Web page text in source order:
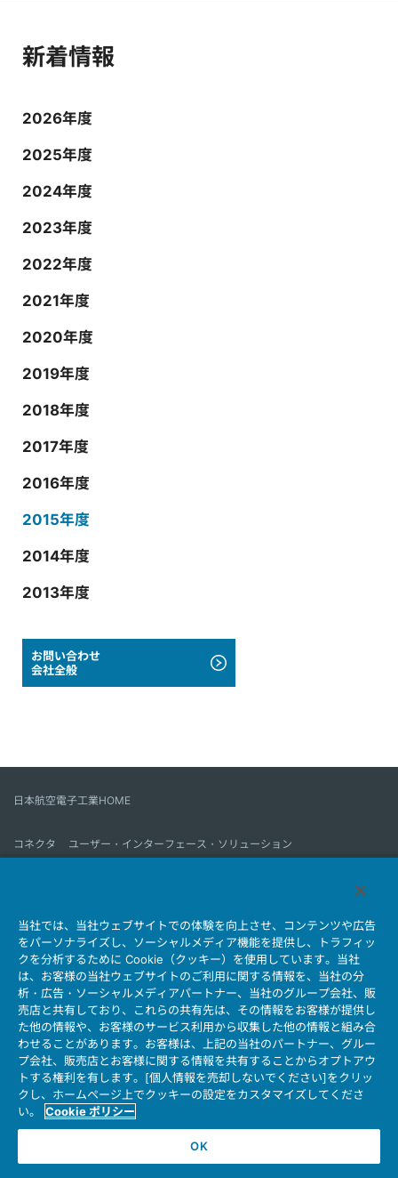
新着情報
2026年度
2025年度
2024年度
2023年度
2022年度
2021年度
2020年度
2019年度
2018年度
2017年度
2016年度
2015年度
2014年度
2013年度
お問い合わせ
会社全般
日本航空電子工業HOME
コネクタ
ユーザー・インターフェース・ソリューション
会社情報 サステナビリティ IR情報 採用情報
会社情報新着一覧
製品情報新着一覧
サイトマップ お問い合わせ
個人情報保護ポリシー
JAE Cookie Policy
ウェブアクセシビリティ方針
マイナンバー情報保護ポリシー
当社ウェブサイトのご利用について
ソーシャルメディア公式アカウント運用ポリシー
当社では、当社ウェブサイトでの体験を向上させ、コンテンツや広告
をパーソナライズし、ソーシャルメディア機能を提供し、トラフィッ
クを分析するために Cookie（クッキー）を使用しています。当社
は、お客様の当社ウェブサイトのご利用に関する情報を、当社の分
析・広告・ソーシャルメディアパートナー、当社のグループ会社、販
売店と共有しており、これらの共有先は、その情報をお客様が提供し
た他の情報や、お客様のサービス利用から収集した他の情報と組み合
わせることがあります。お客様は、上記の当社のパートナー、グルー
プ会社、販売店とお客様に関する情報を共有することからオプトアウ
トする権利を有します。[個人情報を売却しないでください]をクリッ
クし、ホームページ上でクッキーの設定をカスタマイズしてくださ
い。
Cookie ポリシー
OK